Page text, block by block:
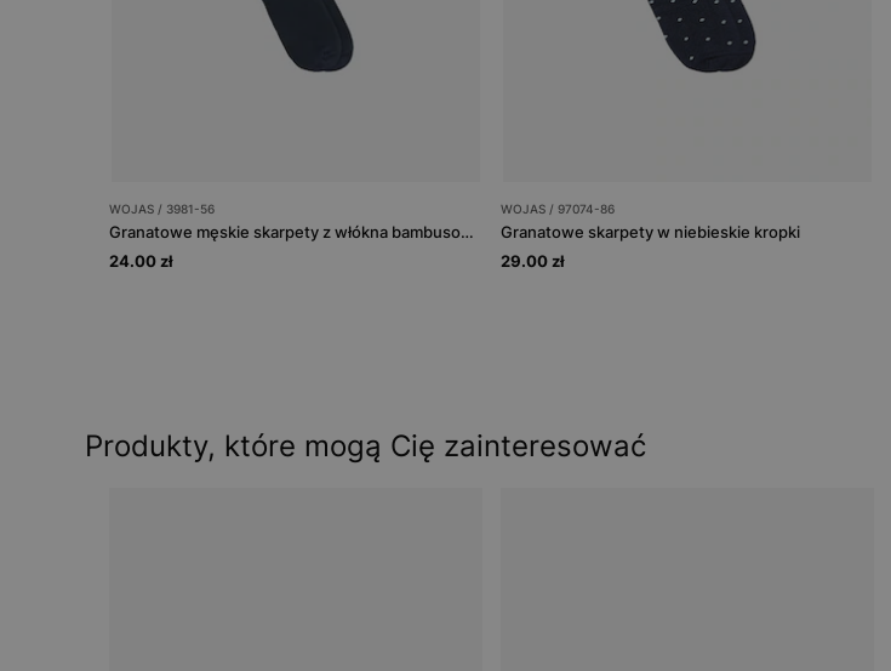
WOJAS / 3981-56
Granatowe męskie skarpety z włókna bambusowego
24.00 zł
WOJAS / 97074-86
Granatowe skarpety w niebieskie kropki
29.00 zł
Produkty, które mogą Cię zainteresować